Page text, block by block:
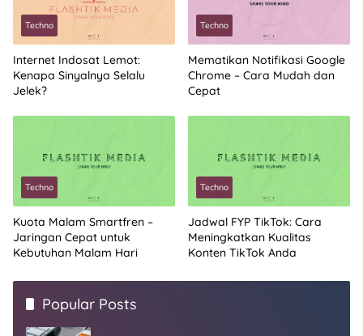
Techno
Internet Indosat Lemot:
Kenapa Sinyalnya Selalu
Jelek?
Techno
Mematikan Notifikasi Google
Chrome – Cara Mudah dan
Cepat
Techno
Kuota Malam Smartfren –
Jaringan Cepat untuk
Kebutuhan Malam Hari
Techno
Jadwal FYP TikTok: Cara
Meningkatkan Kualitas
Konten TikTok Anda
Popular Posts